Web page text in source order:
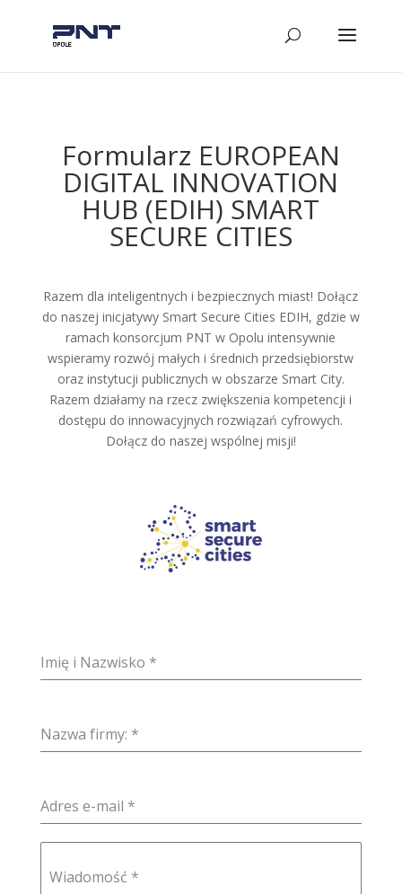
Formularz EUROPEAN
DIGITAL INNOVATION
HUB (EDIH) SMART
SECURE CITIES
Razem dla inteligentnych i bezpiecznych miast! Dołącz
do naszej inicjatywy Smart Secure Cities EDIH, gdzie w
ramach konsorcjum PNT w Opolu intensywnie
wspieramy rozwój małych i średnich przedsiębiorstw
oraz instytucji publicznych w obszarze Smart City.
Razem działamy na rzecz zwiększenia kompetencji i
dostępu do innowacyjnych rozwiązań cyfrowych.
Dołącz do naszej wspólnej misji!
Imię i Nazwisko *
Nazwa firmy: *
Adres e-mail *
Wiadomość *